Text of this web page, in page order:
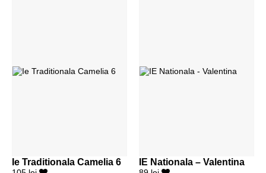
Ie Traditionala Camelia 6 IE Nationala – Valentina